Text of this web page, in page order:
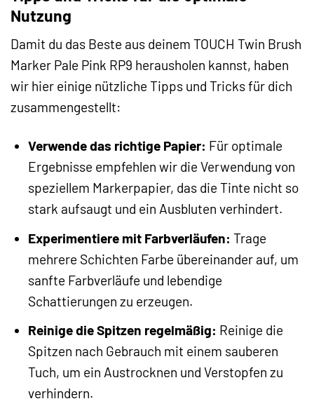
Nutzung
Damit du das Beste aus deinem TOUCH Twin Brush
Marker Pale Pink RP9 herausholen kannst, haben
wir hier einige nützliche Tipps und Tricks für dich
zusammengestellt:
Verwende das richtige Papier: Für optimale
Ergebnisse empfehlen wir die Verwendung von
speziellem Markerpapier, das die Tinte nicht so
stark aufsaugt und ein Ausbluten verhindert.
Experimentiere mit Farbverläufen: Trage
mehrere Schichten Farbe übereinander auf, um
sanfte Farbverläufe und lebendige
Schattierungen zu erzeugen.
Reinige die Spitzen regelmäßig: Reinige die
Spitzen nach Gebrauch mit einem sauberen
Tuch, um ein Austrocknen und Verstopfen zu
verhindern.